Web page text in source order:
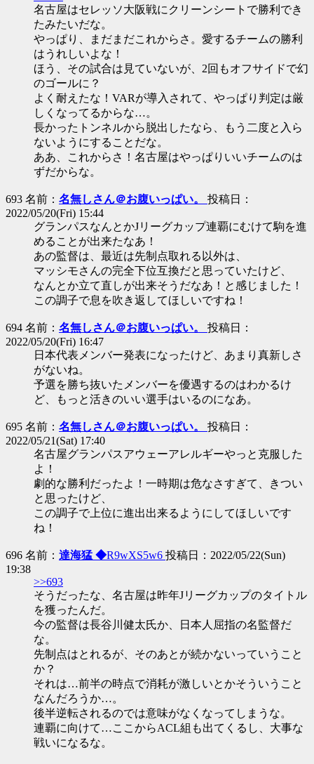
名古屋はセレッソ大阪戦にクリーンシートで勝利でき
たみたいだな。
やっぱり、まだまだこれからさ。愛するチームの勝利
はうれしいよな！
ほう、その試合は見ていないが、2回もオフサイドで幻
のゴールに？
よく耐えたな！VARが導入されて、やっぱり判定は厳
しくなってるからな…。
長かったトンネルから脱出したなら、もう二度と入ら
ないようにすることだな。
ああ、これからさ！名古屋はやっぱりいいチームのは
ずだからな。
693 名前： 名無しさん＠お腹いっぱい。 投稿日：
2022/05/20(Fri) 15:44
グランパスなんとかJリーグカップ連覇にむけて駒を進
めることが出来たなあ！
あの監督は、最近は先制点取れる以外は、
マッシモさんの完全下位互換だと思っていたけど、
なんとか立て直しが出来そうだなあ！と感じました！
この調子で息を吹き返してほしいですね！
694 名前： 名無しさん＠お腹いっぱい。 投稿日：
2022/05/20(Fri) 16:47
日本代表メンバー発表になったけど、あまり真新しさ
がないね。
予選を勝ち抜いたメンバーを優遇するのはわかるけ
ど、もっと活きのいい選手はいるのになあ。
695 名前： 名無しさん＠お腹いっぱい。 投稿日：
2022/05/21(Sat) 17:40
名古屋グランパスアウェーアレルギーやっと克服した
よ！
劇的な勝利だったよ！一時期は危なさすぎて、きつい
と思ったけど、
この調子で上位に進出出来るようにしてほしいです
ね！
696 名前： 達海猛 ◆R9wXS5w6 投稿日：2022/05/22(Sun)
19:38
>>693
そうだったな、名古屋は昨年Jリーグカップのタイトル
を獲ったんだ。
今の監督は長谷川健太氏か、日本人屈指の名監督だ
な。
先制点はとれるが、そのあとが続かないっていうこと
か？
それは…前半の時点で消耗が激しいとかそういうこと
なんだろうか…。
後半逆転されるのでは意味がなくなってしまうな。
連覇に向けて…ここからACL組も出てくるし、大事な
戦いになるな。